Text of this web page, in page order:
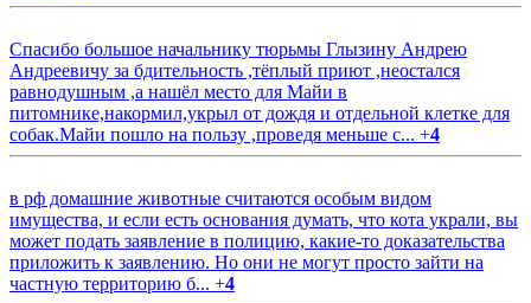
Спасибо большое начальнику тюрьмы Глызину Андрею
Андреевичу за бдительность ,тёплый приют ,неостался
равнодушным ,а нашёл место для Майи в
питомнике,накормил,укрыл от дождя и отдельной клетке для
собак.Майи пошло на пользу ,проведя меньше с... +4
в рф домашние животные считаются особым видом
имущества, и если есть основания думать, что кота украли, вы
может подать заявление в полицию, какие-то доказательства
приложить к заявлению. Но они не могут просто зайти на
частную территорию б... +4